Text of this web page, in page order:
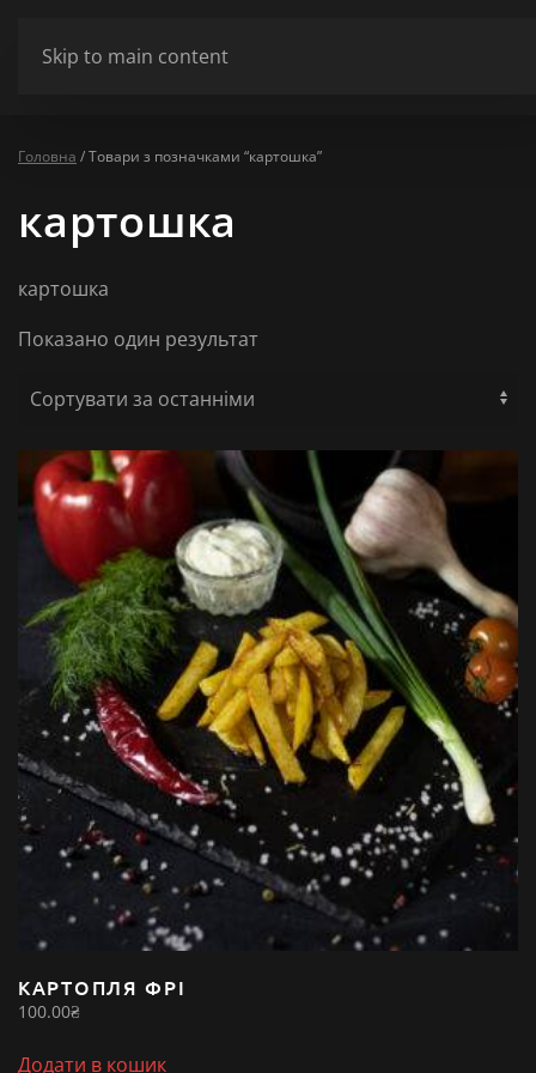
Skip to main content
Головна / Товари з позначками “картошка”
картошка
картошка
Показано один результат
КАРТОПЛЯ ФРІ
100.00₴
Додати в кошик